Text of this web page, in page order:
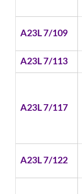
A23L 7/109
A23L 7/113
A23L 7/117
A23L 7/122